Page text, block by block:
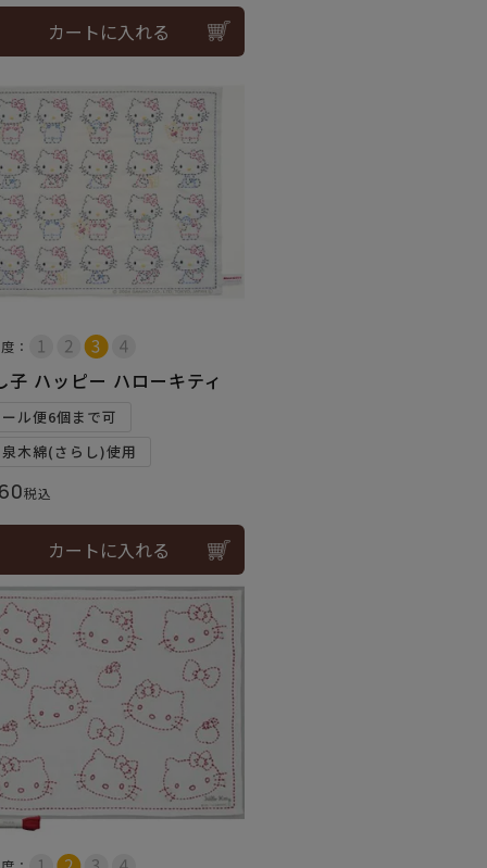
カートに入れる
：
子 ハッピー ハローキティ
ル便6個まで可
木綿(さらし)使用
税込
カートに入れる